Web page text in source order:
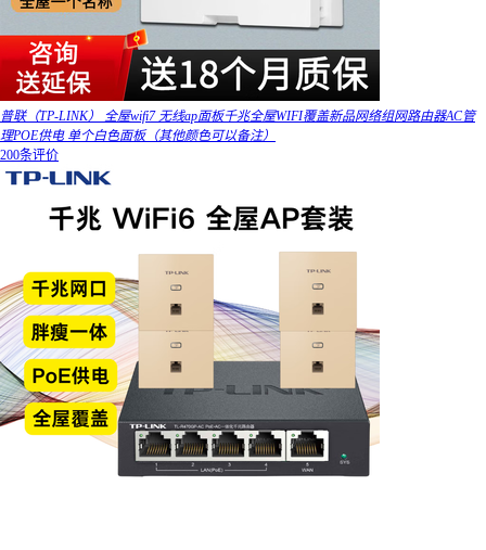
普联（TP-LINK） 全屋wifi7 无线ap面板千兆全屋WIFI覆盖新品网络组网路由器AC管
理POE供电 单个白色面板（其他颜色可以备注）
200条评价